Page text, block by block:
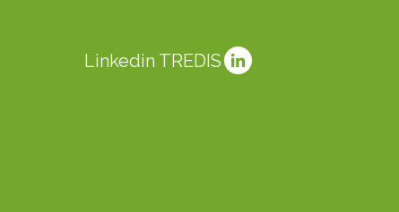
Linkedin TREDIS